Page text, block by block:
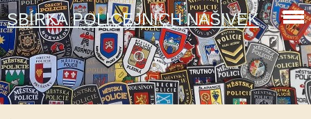
SBÍRKA POLICEJNÍCH NÁŠIVEK